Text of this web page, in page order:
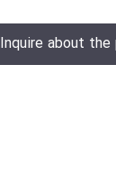
Inquire about